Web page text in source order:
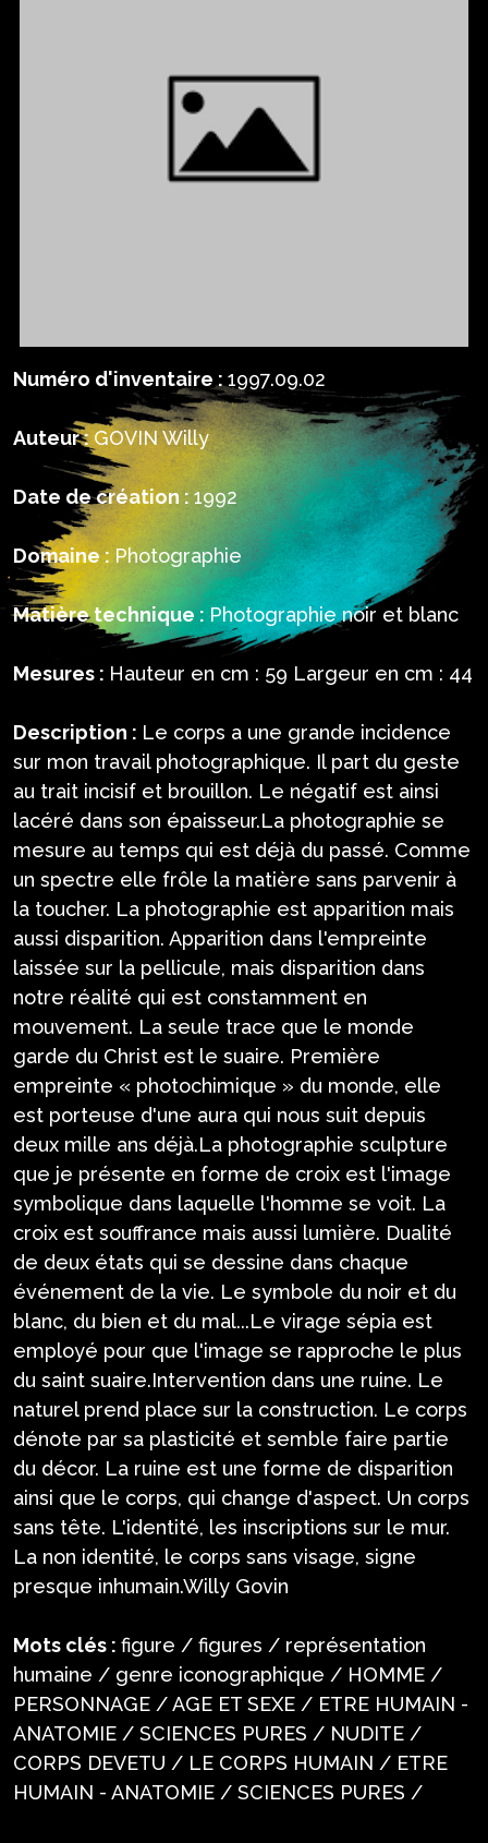
Numéro d'inventaire : 1997.09.02
Auteur : GOVIN Willy
Date de création : 1992
Domaine : Photographie
Matière technique : Photographie noir et blanc
Mesures : Hauteur en cm : 59 Largeur en cm : 44
Description : Le corps a une grande incidence
sur mon travail photographique. Il part du geste
au trait incisif et brouillon. Le négatif est ainsi
lacéré dans son épaisseur.La photographie se
mesure au temps qui est déjà du passé. Comme
un spectre elle frôle la matière sans parvenir à
la toucher. La photographie est apparition mais
aussi disparition. Apparition dans l'empreinte
laissée sur la pellicule, mais disparition dans
notre réalité qui est constamment en
mouvement. La seule trace que le monde
garde du Christ est le suaire. Première
empreinte « photochimique » du monde, elle
est porteuse d'une aura qui nous suit depuis
deux mille ans déjà.La photographie sculpture
que je présente en forme de croix est l'image
symbolique dans laquelle l'homme se voit. La
croix est souffrance mais aussi lumière. Dualité
de deux états qui se dessine dans chaque
événement de la vie. Le symbole du noir et du
blanc, du bien et du mal...Le virage sépia est
employé pour que l'image se rapproche le plus
du saint suaire.Intervention dans une ruine. Le
naturel prend place sur la construction. Le corps
dénote par sa plasticité et semble faire partie
du décor. La ruine est une forme de disparition
ainsi que le corps, qui change d'aspect. Un corps
sans tête. L'identité, les inscriptions sur le mur.
La non identité, le corps sans visage, signe
presque inhumain.Willy Govin
Mots clés : figure / figures / représentation
humaine / genre iconographique / HOMME /
PERSONNAGE / AGE ET SEXE / ETRE HUMAIN -
ANATOMIE / SCIENCES PURES / NUDITE /
CORPS DEVETU / LE CORPS HUMAIN / ETRE
HUMAIN - ANATOMIE / SCIENCES PURES /